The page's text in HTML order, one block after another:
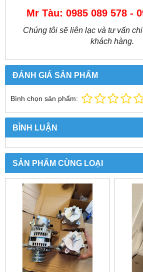
Mr Tàu: 0985 089 578 -
Chúng tôi sẽ liên lạc và tư vấn
khách hàng.
ĐÁNH GIÁ SẢN PHẨM
Bình chọn sản phẩm:
BÌNH LUẬN
SẢN PHẨM CÙNG LOẠI